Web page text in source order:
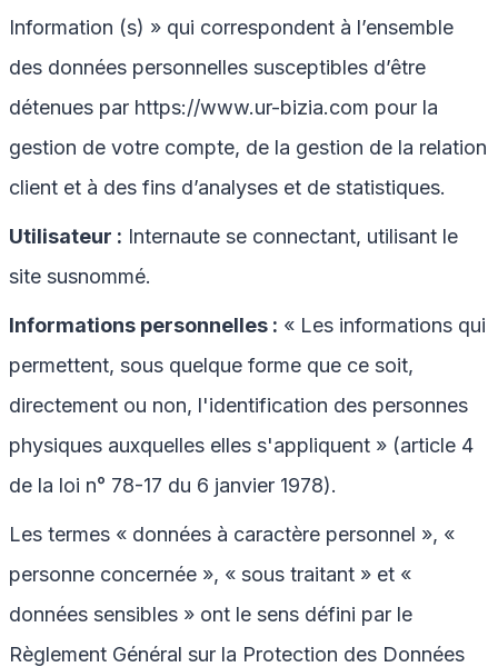
Information (s) » qui correspondent à l’ensemble
des données personnelles susceptibles d’être
détenues par https://www.ur-bizia.com pour la
gestion de votre compte, de la gestion de la relation
client et à des fins d’analyses et de statistiques.
Utilisateur : Internaute se connectant, utilisant le
site susnommé.
Informations personnelles : « Les informations qui
permettent, sous quelque forme que ce soit,
directement ou non, l'identification des personnes
physiques auxquelles elles s'appliquent » (article 4
de la loi n° 78-17 du 6 janvier 1978).
Les termes « données à caractère personnel », «
personne concernée », « sous traitant » et «
données sensibles » ont le sens défini par le
Règlement Général sur la Protection des Données